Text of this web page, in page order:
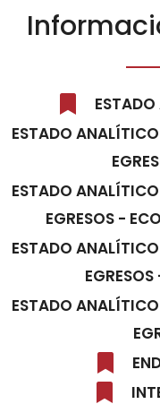
ESTADO ANALÍTICO
ESTADO ANALÍTICO
EGRESOS -
ESTADO ANALÍTICO
ESTADO ANALÍTICO